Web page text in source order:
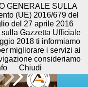
GENERALE SULLA
(UE) 2016/679 del
del 27 aprile 2016
Gazzetta Ufficiale
2018 ti informiamo
migliorare i servizi ai
consideriamo
Chiudi